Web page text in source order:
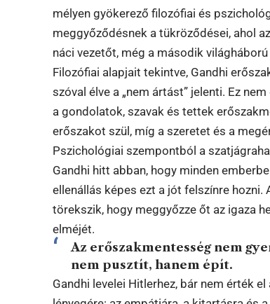
mélyen gyökerező filozófiai és
meggyőződésnek a tükröződései, ahol
náci vezetőt, még a második
Filozófiai alapjait tekintve, Gandhi
szóval élve a „nem ártást” jelenti. Ez
a gondolatok, szavak és tettek
erőszakot szül, míg a szeretet és a
Pszichológiai szempontból a
Gandhi hitt abban, hogy minden
ellenállás képes ezt a jót felszínre hozni.
törekszik, hogy meggyőzze őt az igaza
elméjét.
Az erőszakmentesség nem
nem pusztít, hanem épít.
Gandhi levelei Hitlerhez, bár nem érték